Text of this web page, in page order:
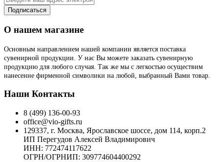
Подписаться
О нашем магазине
Основным направлением нашей компании является поставка
сувенирной продукции. У нас Вы можете заказать сувенирную
продукцию для любого случая. Так же мы с легкостью осуществим
нанесение фирменной символики на любой, выбранный Вами товар.
Наши Контакты
8 (499) 136-00-93
office@vio-gifts.ru
129337, г. Москва, Ярославское шоссе, дом 114, корп.2
ИП Перегудов Алексей Владимирович
ИНН: 772474117622
ОГРН/ОГРНИП: 309774604400292